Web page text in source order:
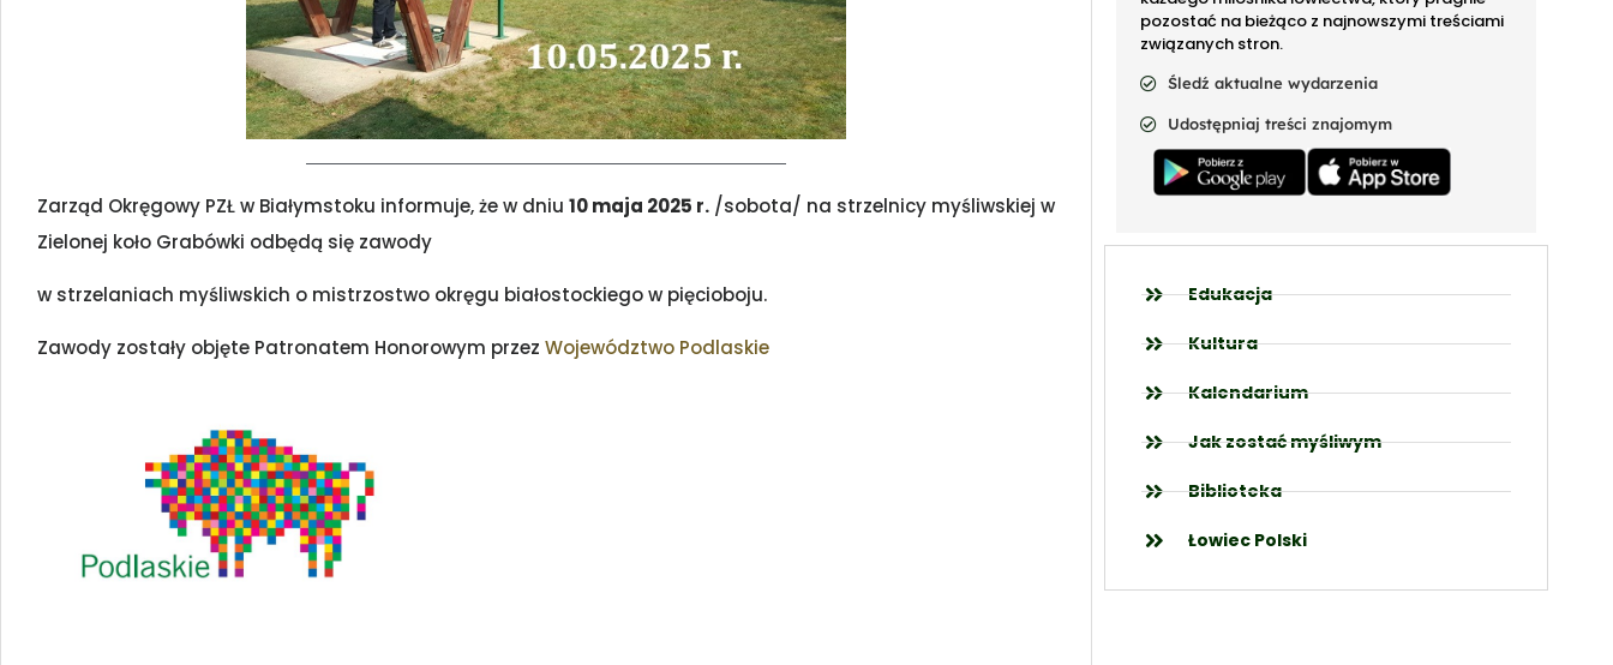
Zarząd Okręgowy PZŁ w Białymstoku informuje, że w dniu 10 maja 2025 r. /sobota/ na strzelnicy myśliwskiej w
Zielonej koło Grabówki odbędą się zawody
w strzelaniach myśliwskich o mistrzostwo okręgu białostockiego w pięcioboju.
Zawody zostały objęte Patronatem Honorowym przez Województwo Podlaskie
pozostać na bieżąco z najnowszymi treściami
związanych stron.
Śledź aktualne wydarzenia
Udostępniaj treści znajomym
Edukacja
Kultura
Kalendarium
Jak zostać myśliwym
Biblioteka
Łowiec Polski